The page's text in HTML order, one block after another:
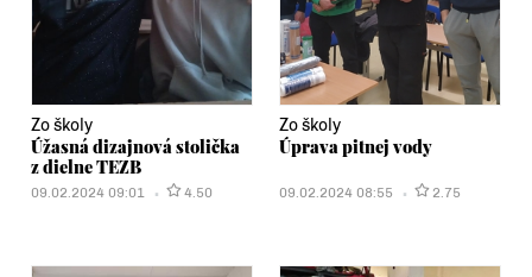
Zo školy
Úžasná dizajnová stolička
z dielne TEZB
09.02.2024 09:01 4.50
Zo školy
Úprava pitnej vody
09.02.2024 08:55 2.75